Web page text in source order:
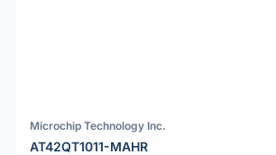
Microchip Technology Inc.
AT42QT1011-MAHR